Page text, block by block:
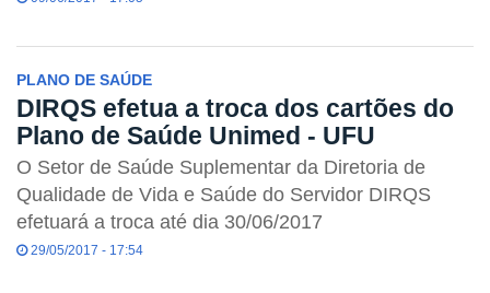
PLANO DE SAÚDE
DIRQS efetua a troca dos cartões do
Plano de Saúde Unimed - UFU
O Setor de Saúde Suplementar da Diretoria de
Qualidade de Vida e Saúde do Servidor DIRQS
efetuará a troca até dia 30/06/2017
29/05/2017 - 17:54